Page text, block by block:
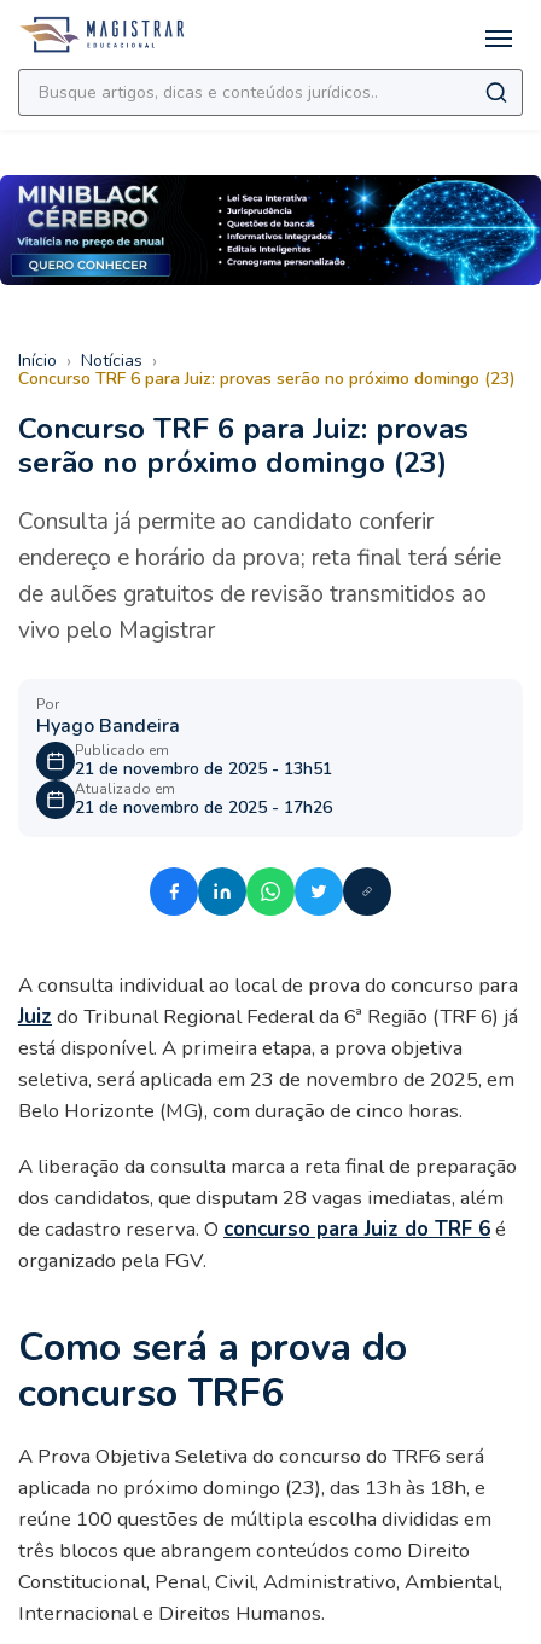
Início › Notícias ›
Concurso TRF 6 para Juiz: provas serão no próximo domingo (23)
Concurso TRF 6 para Juiz: provas
serão no próximo domingo (23)
Consulta já permite ao candidato conferir
endereço e horário da prova; reta final terá série
de aulões gratuitos de revisão transmitidos ao
vivo pelo Magistrar
Por
Hyago Bandeira
Publicado em
21 de novembro de 2025 - 13h51
Atualizado em
21 de novembro de 2025 - 17h26
A consulta individual ao local de prova do concurso para
Juiz do Tribunal Regional Federal da 6ª Região (TRF 6) já
está disponível. A primeira etapa, a prova objetiva
seletiva, será aplicada em 23 de novembro de 2025, em
Belo Horizonte (MG), com duração de cinco horas.
A liberação da consulta marca a reta final de preparação
dos candidatos, que disputam 28 vagas imediatas, além
de cadastro reserva. O concurso para Juiz do TRF 6é
organizado pela FGV.
Como será a prova do
concurso TRF6
A Prova Objetiva Seletiva do concurso do TRF6 será
aplicada no próximo domingo (23), das 13h às 18h, e
reúne 100 questões de múltipla escolha divididas em
três blocos que abrangem conteúdos como Direito
Constitucional, Penal, Civil, Administrativo, Ambiental,
Internacional e Direitos Humanos.